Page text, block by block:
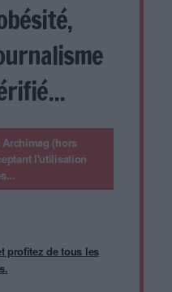
(hors
l'utilisation
profitez de tous les